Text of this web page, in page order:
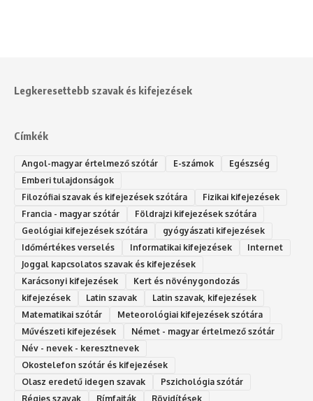
Legkeresettebb szavak és kifejezések
Címkék
Angol-magyar értelmező szótár E-számok
Egészség
Emberi tulajdonságok
Filozófiai szavak és kifejezések szótára
Fizikai kifejezések
Francia - magyar szótár
Földrajzi kifejezések szótára
Geológiai kifejezések szótára
gyógyászati kifejezések
Időmértékes verselés
Informatikai kifejezések
Internet
Joggal kapcsolatos szavak és kifejezések
Karácsonyi kifejezések
Kert és növénygondozás
kifejezések
Latin szavak
Latin szavak, kifejezések
Matematikai szótár
Meteorológiai kifejezések szótára
Művészeti kifejezések
Német - magyar értelmező szótár
Név - nevek - keresztnevek
Okostelefon szótár és kifejezések
Olasz eredetű idegen szavak
Ps‮gólohciz‬ia s‮átóz‬r
Régies szavak
Rímfajták Rövidítések